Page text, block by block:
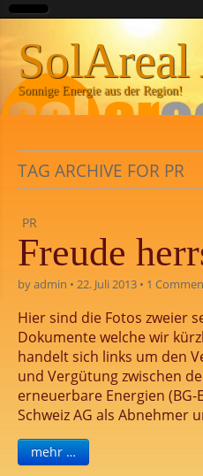
SolAreal
Sonnige Energie aus der Region!
TAG ARCHIVE FOR PR
PR
Freude
byadmin • 22. Juli 2013 • 1
Hier sind die Fotos zweier
Dokumente welche wir
handelt sich links um den
und Vergütung zwischen
erneuerbare Energien (BG-
Schweiz AG als Abnehmer
mehr …